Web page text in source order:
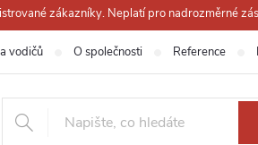
zákazníky. Neplatí pro nadrozměrné
vodičů O společnosti Reference